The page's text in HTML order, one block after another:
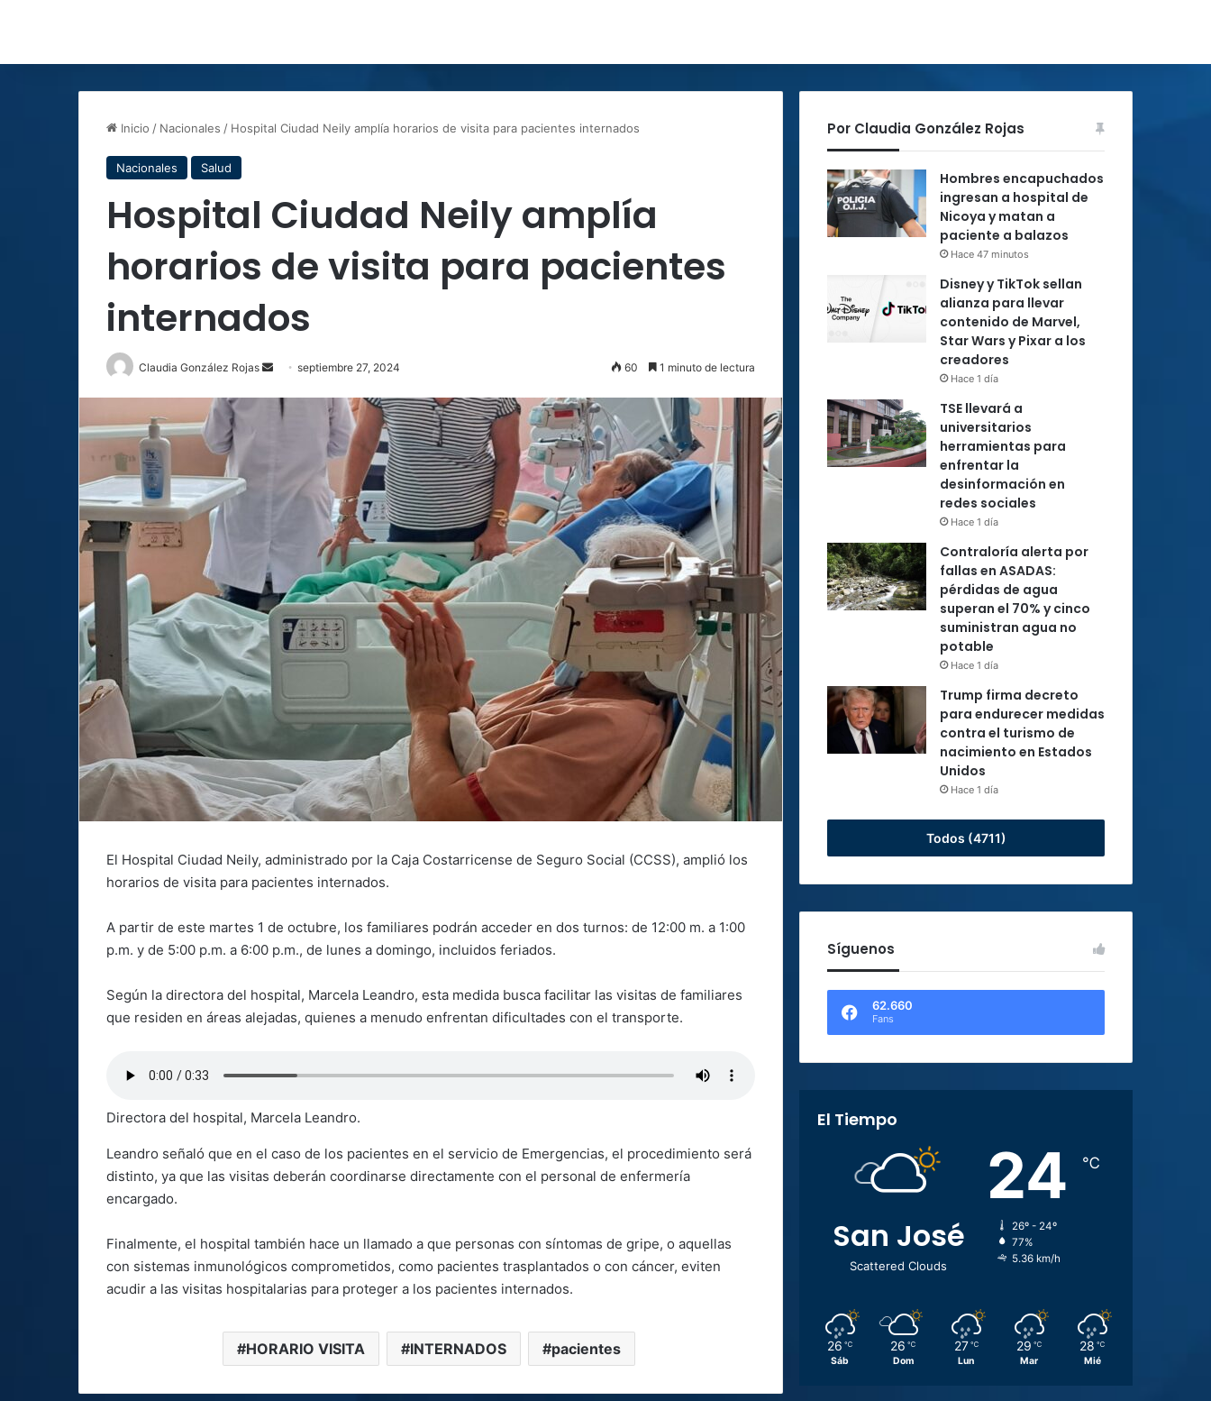
Inicio / Nacionales / Hospital Ciudad Neily amplía horarios de visita para pacientes internados
Nacionales Salud
Hospital Ciudad Neily amplía
horarios de visita para pacientes
internados
Claudia González Rojas
Send
email
septiembre 27, 2024 60 1 minuto de lectura
El Hospital Ciudad Neily, administrado por la Caja Costarricense de Seguro Social (CCSS), amplió los
horarios de visita para pacientes internados.
A partir de este martes 1 de octubre, los familiares podrán acceder en dos turnos: de 12:00 m. a 1:00
p.m. y de 5:00 p.m. a 6:00 p.m., de lunes a domingo, incluidos feriados.
Según la directora del hospital, Marcela Leandro, esta medida busca facilitar las visitas de familiares
que residen en áreas alejadas, quienes a menudo enfrentan dificultades con el transporte.
Directora del hospital, Marcela Leandro.
Leandro señaló que en el caso de los pacientes en el servicio de Emergencias, el procedimiento será
distinto, ya que las visitas deberán coordinarse directamente con el personal de enfermería
encargado.
Finalmente, el hospital también hace un llamado a que personas con síntomas de gripe, o aquellas
con sistemas inmunológicos comprometidos, como pacientes trasplantados o con cáncer, eviten
acudir a las visitas hospitalarias para proteger a los pacientes internados.
HORARIO VISITA INTERNADOS pacientes
Por Claudia González Rojas
Hombres encapuchados
ingresan a hospital de
Nicoya y matan a
paciente a balazos
Hace 47 minutos
Disney y TikTok sellan
alianza para llevar
contenido de Marvel,
Star Wars y Pixar a los
creadores
Hace 1 día
TSE llevará a
universitarios
herramientas para
enfrentar la
desinformación en
redes sociales
Hace 1 día
Contraloría alerta por
fallas en ASADAS:
pérdidas de agua
superan el 70% y cinco
suministran agua no
potable
Hace 1 día
Trump firma decreto
para endurecer medidas
contra el turismo de
nacimiento en Estados
Unidos
Hace 1 día
Todos (4711)
Síguenos
62.660
Fans
El Tiempo
San José
Scattered Clouds
24 ℃
26º - 24º
77%
5.36 km/h
26 ℃
Sáb
26 ℃
Dom
27 ℃
Lun
29 ℃
Mar
28 ℃
Mié